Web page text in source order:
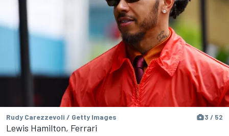
Rudy Carezzevoli / Getty Images 3 / 52
Lewis Hamilton, Ferrari